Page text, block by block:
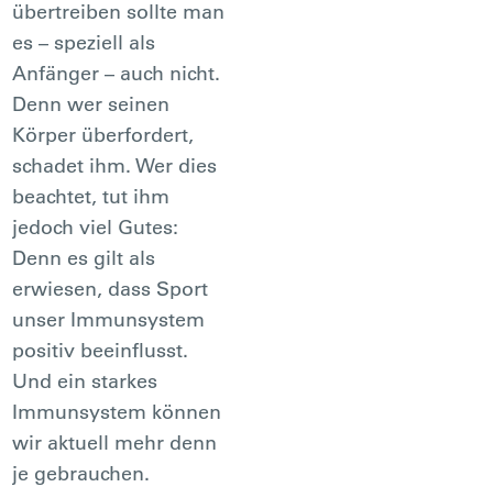
übertreiben sollte man
es – speziell als
Anfänger – auch nicht.
Denn wer seinen
Körper überfordert,
schadet ihm. Wer dies
beachtet, tut ihm
jedoch viel Gutes:
Denn es gilt als
erwiesen, dass Sport
unser Immunsystem
positiv beeinflusst.
Und ein starkes
Immunsystem können
wir aktuell mehr denn
je gebrauchen.